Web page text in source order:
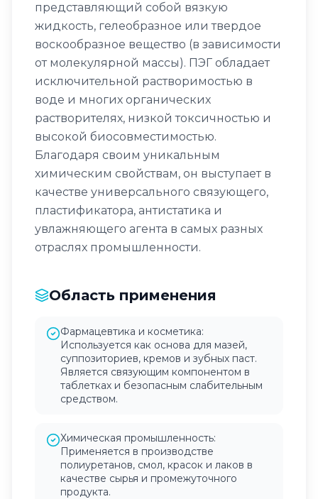
представляющий собой вязкую
жидкость, гелеобразное или твердое
воскообразное вещество (в зависимости
от молекулярной массы). ПЭГ обладает
исключительной растворимостью в
воде и многих органических
растворителях, низкой токсичностью и
высокой биосовместимостью.
Благодаря своим уникальным
химическим свойствам, он выступает в
качестве универсального связующего,
пластификатора, антистатика и
увлажняющего агента в самых разных
отраслях промышленности.
Область применения
Фармацевтика и косметика:
Используется как основа для мазей,
суппозиториев, кремов и зубных паст.
Является связующим компонентом в
таблетках и безопасным слабительным
средством.
Химическая промышленность:
Применяется в производстве
полиуретанов, смол, красок и лаков в
качестве сырья и промежуточного
продукта.